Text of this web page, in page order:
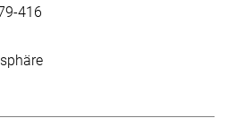
416